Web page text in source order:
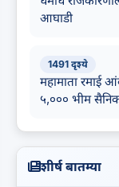
आघाडी
1491 दृश्ये
महामाता रमाई
५,००० भीम
शीर्ष बातम्या